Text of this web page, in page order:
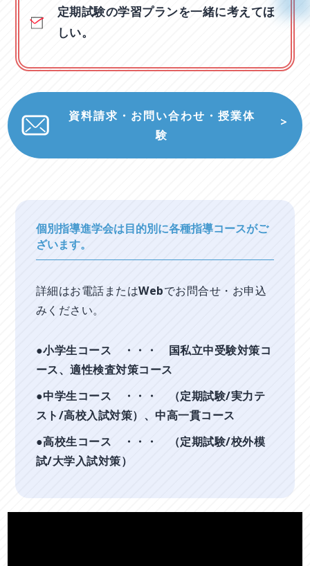
定期試験の学習プランを一緒に考えてほ
しい。
資料請求・お問い合わせ・授業体
験
個別指導進学会は目的別に各種指導コースがご
ざいます。
詳細はお電話またはWebでお問合せ・お申込
みください。
●小学生コース ・・・ 国私立中受験対策コ
ース、適性検査対策コース
●中学生コース ・・・ （定期試験/実力テ
スト/高校入試対策）、中高一貫コース
●高校生コース ・・・ （定期試験/校外模
試/大学入試対策）